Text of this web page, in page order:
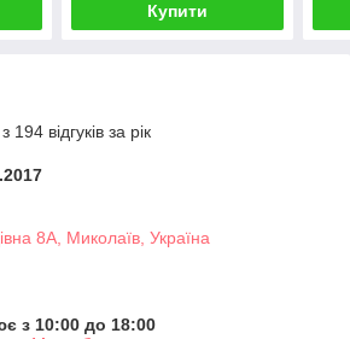
Купити
відгуків за рік
8А, Миколаїв, Україна
з 10:00 до 18:00